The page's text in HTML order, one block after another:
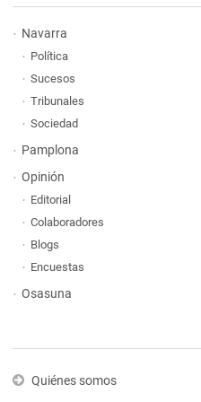
Navarra
Política
Sucesos
Tribunales
Sociedad
Pamplona
Opinión
Editorial
Colaboradores
Blogs
Encuestas
Osasuna
Quiénes somos